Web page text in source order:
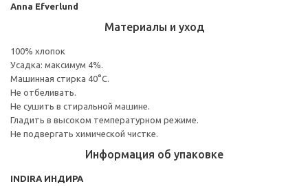
Anna Efverlund
Материалы и уход
100% хлопок
Усадка: максимум 4%.
Машинная стирка 40°С.
Не отбеливать.
Не сушить в стиральной машине.
Гладить в высоком температурном режиме.
Не подвергать химической чистке.
Информация об упаковке
INDIRA ИНДИРА